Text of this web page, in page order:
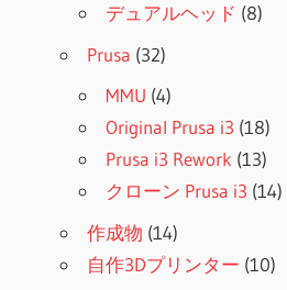
デュアルヘッド (8)
Prusa (32)
MMU (4)
Original Prusa i3 (18)
Prusa i3 Rework (13)
クローン Prusa i3 (14)
作成物 (14)
自作3Dプリンター (10)